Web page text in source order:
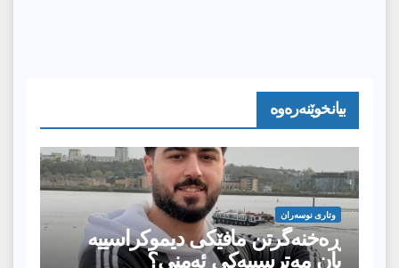
بیانخوێنەرەوە
وتارى نوسەران
ڕەخنەگرتن مافێکی دیموکراسییە
یان مەترسییەکی ئەمنی؟